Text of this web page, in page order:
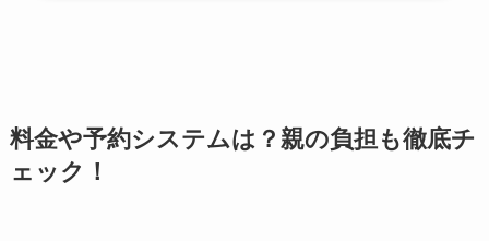
料金や予約システムは？親の負担も徹底チ
ェック！